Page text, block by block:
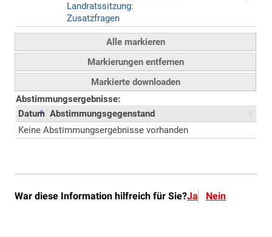
War diese Information hilfreich für Sie?Ja Nein